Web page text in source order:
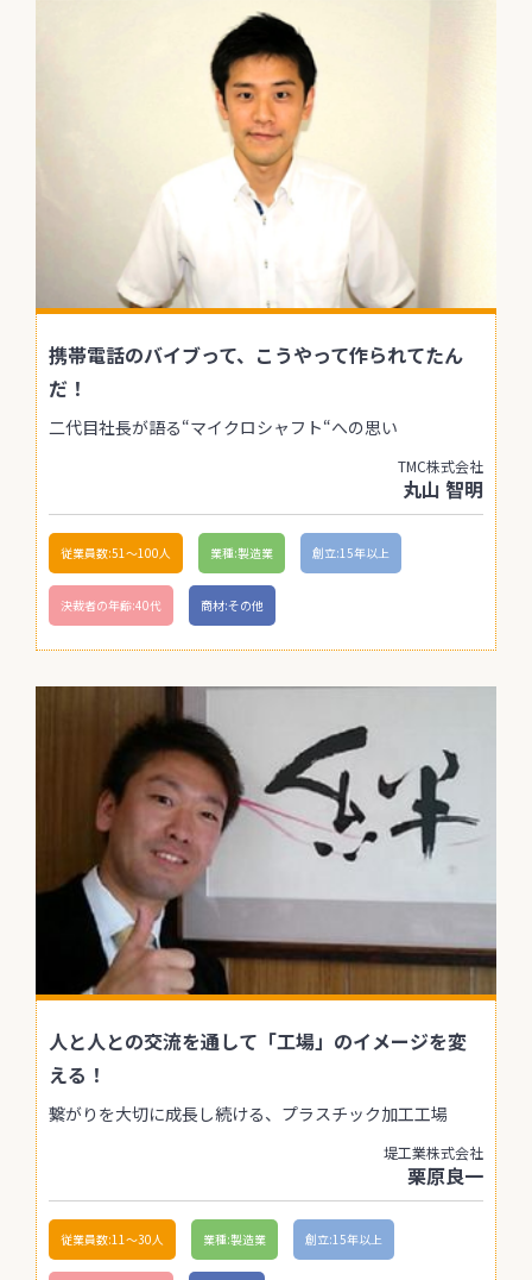
携帯電話のバイブって、こうやって作られてたん
だ！
二代目社長が語る“マイクロシャフト“への思い
TMC株式会社
丸山 智明
従業員数:51〜100人 業種:製造業 創立:15年以上
決裁者の年齢:40代 商材:その他
人と人との交流を通して「工場」のイメージを変
える！
繋がりを大切に成長し続ける、プラスチック加工工場
堤工業株式会社
栗原良一
従業員数:11〜30人 業種:製造業 創立:15年以上